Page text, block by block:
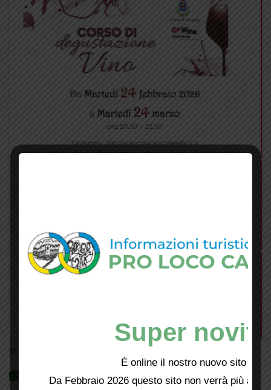
Mostra tutte le locandine
Videogallery
Super
È online il nostro nuovo sito web!
Da Febbraio 2026 questo sito non verrà più